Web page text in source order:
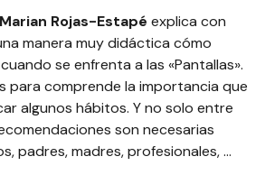
Marian Rojas-Estapé explica con
manera muy didáctica cómo
se enfrenta a las «Pantallas».
para comprende la importancia que
algunos hábitos. Y no solo entre
son necesarias
padres, madres, profesionales, …